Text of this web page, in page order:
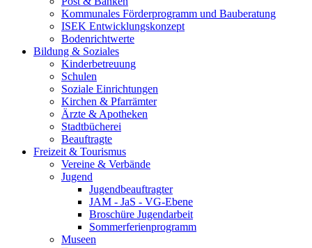
Kommunales Förderprogramm und Bauberatung
ISEK Entwicklungskonzept
Bodenrichtwerte
Bildung & Soziales
Kinderbetreuung
Schulen
Soziale Einrichtungen
Kirchen & Pfarrämter
Ärzte & Apotheken
Stadtbücherei
Beauftragte
Freizeit & Tourismus
Vereine & Verbände
Jugend
Jugendbeauftragter
JAM - JaS - VG-Ebene
Broschüre Jugendarbeit
Sommerferienprogramm
Museen